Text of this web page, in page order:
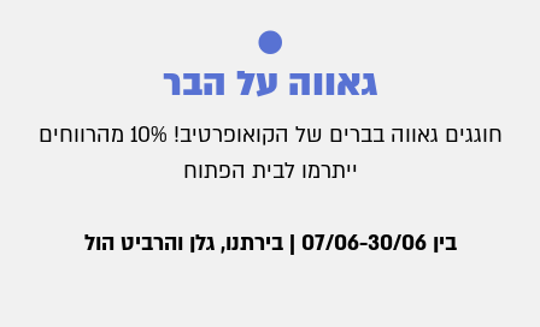
גאווה על הבר
חוגגים גאווה בברים של הקואופרטיב! 10% מהרווחים
ייתרמו לבית הפתוח
בין 07/06-30/06 | בירתנו, גלן והרביט הול